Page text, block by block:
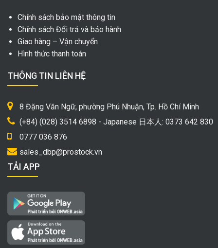
Chính sách bảo mật thông tin
Chính sách Đổi trả và bảo hành
Giao hàng – Vận chuyển
Hình thức thanh toán
THÔNG TIN LIÊN HỆ
8 Đặng Văn Ngữ, phường Phú Nhuận, Tp. Hồ Chí Minh
(+84) (028) 3514 6898 - Japanese 日本人: 0373 642 830
0777 036 876
sales_dbp@prostock.vn
TẢI APP